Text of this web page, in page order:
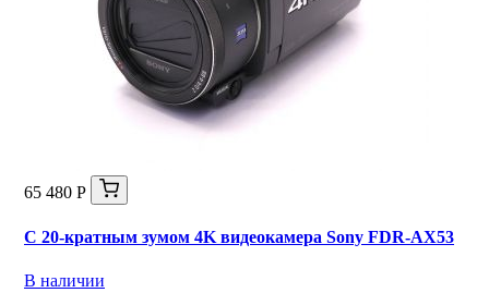
65 480 Р
С 20-кратным зумом 4K видеокамера Sony FDR-AX53
В наличии